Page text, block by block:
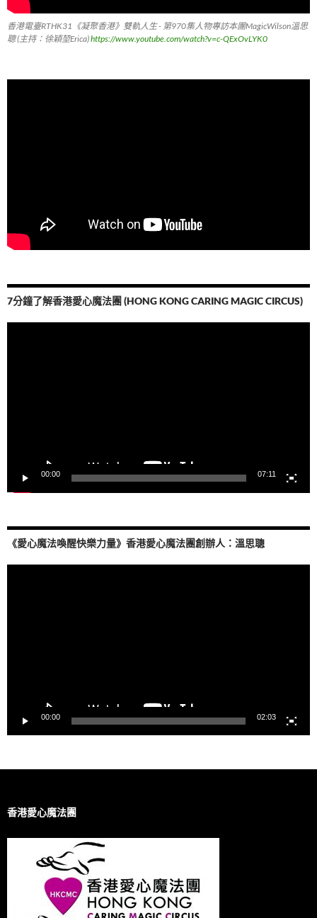
香港電臺RTHK31《凝聚香港》雙軌人生 - 第970集人物專訪本團MagicWilson溫思
聰 (主持：徐穎堃Erica)https://www.youtube.com/watch?v=c-QExOvLYK0
7分鐘了解香港愛心魔法團 (HONG KONG CARING MAGIC CIRCUS)
00:00 07:11
《愛心魔法喚醒快樂力量》香港愛心魔法團創辦人：溫思聰
00:00 02:03
香港愛心魔法團